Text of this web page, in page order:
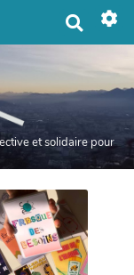
e
c
h
r
et solidaire pour